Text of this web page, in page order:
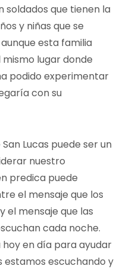
soldados que tienen la
y niñas que se
esta familia
lugar donde
podido experimentar
con su
Lucas puede ser un
nuestro
predica puede
el mensaje que los
el mensaje que las
cada noche.
hoy en día para ayudar
estamos escuchando y